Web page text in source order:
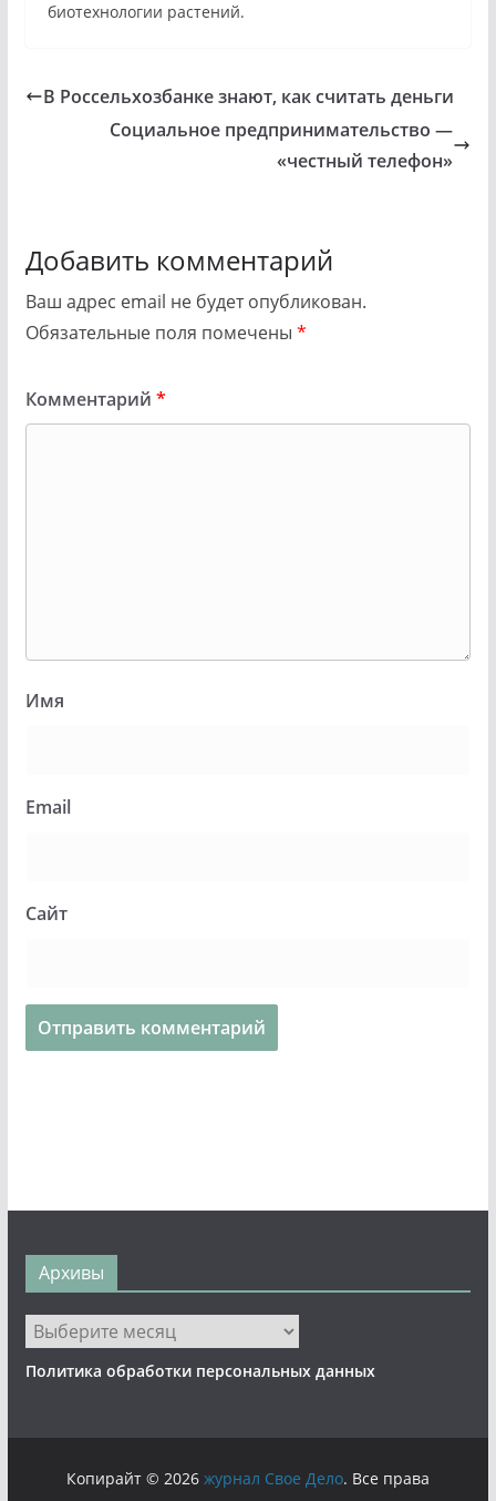
биотехнологии растений.
В Россельхозбанке знают, как считать деньги
Социальное предпринимательство —
«честный телефон»
Добавить комментарий
Ваш адрес email не будет опубликован.
Обязательные поля помечены *
Комментарий *
Имя
Email
Сайт
Архивы
Архивы
Политика обработки персональных данных
Копирайт © 2026 журнал Свое Дело. Все права